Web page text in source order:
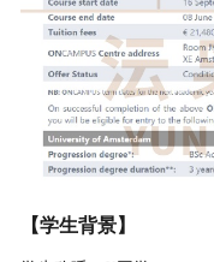
【学生背景】